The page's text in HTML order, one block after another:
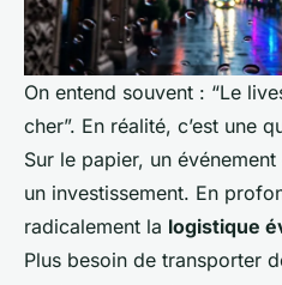
On entend souvent : “Le
cher”. En réalité, c’est une
Sur le papier, un
un investissement. En
radicalement la logistique
Plus besoin de transporter